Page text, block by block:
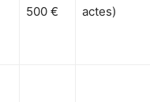
500 €
actes)